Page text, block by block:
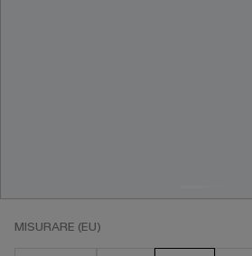
MISURARE (EU)